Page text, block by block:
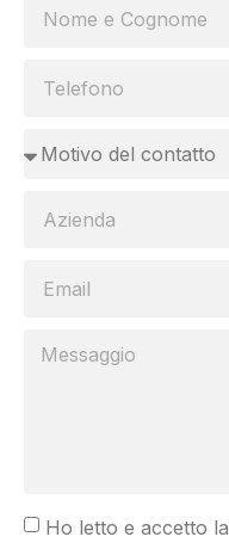
Ho letto e accetto la